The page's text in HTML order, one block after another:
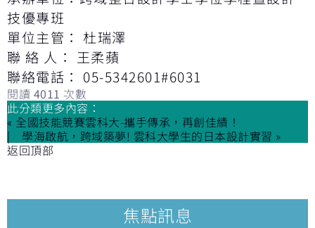
技優專班
單位主管： 杜瑞澤
聯 絡 人： 王柔蘋
聯絡電話： 05-5342601#6031
閱讀 4011 次數
此分類更多內容：
« 全國技能競賽雲科大-攜手傳承，再創佳績！
學海啟航，跨域築夢! 雲科大學生的日本設計實習 »
返回頂部
焦點訊息